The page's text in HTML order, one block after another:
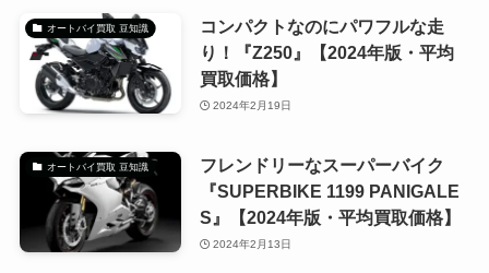
オートバイ買取 豆知識
コンパクトなのにパワフルな走
り！『Z250』【2024年版・平均
買取価格】
2024年2月19日
オートバイ買取 豆知識
フレンドリーなスーパーバイク
『SUPERBIKE 1199 PANIGALE
S』【2024年版・平均買取価格】
2024年2月13日